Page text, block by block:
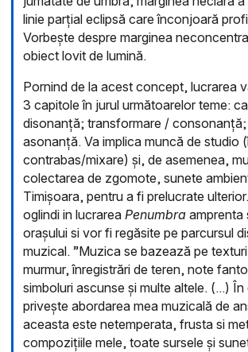
linie parțial eclipsă care înconjoară
Vorbește despre marginea
obiect lovit de lumină.
Pornind de la acest concept, lucrarea
3 capitole în jurul următoarelor teme:
disonanță; transformare /
asonanță. Va implica muncă de studio
contrabas/mixare) și, de asemenea,
colectarea de zgomote, sunete
Timișoara, pentru a fi prelucrate
oglindi in lucrarea Penumbra amprenta
orașului si vor fi regăsite pe parcursul
muzical. ”Muzica se bazează pe
murmur, înregistrări de teren, note
simboluri ascunse și multe altele. (...)
privește abordarea mea muzicală de
aceasta este netemperata, frusta si
compozițiile mele, toate sursele și